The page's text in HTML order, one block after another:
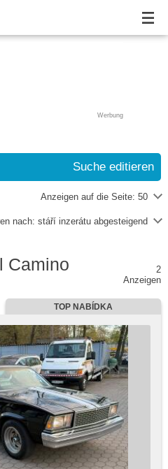
Werbung
Suche editieren
Anzeigen auf die Seite: 50
nach: stáří inzerátu abgesteigend
Camino
2
Anzeigen
TOP NABÍDKA